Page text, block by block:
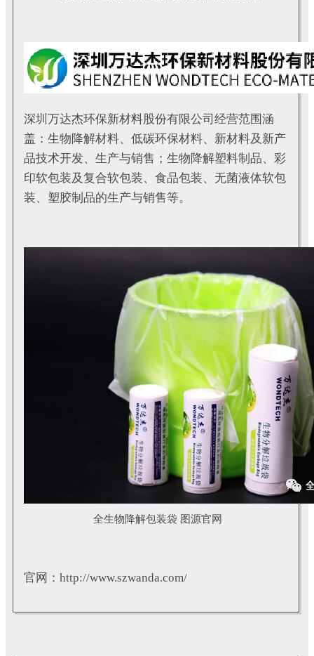
深圳万达杰环保新材料股份有限公司经营范围涵
盖：生物降解材料、低碳环保材料、新材料及新产
品技术开发、生产与销售；生物降解塑料制品、彩
印软包装及复合软包装、食品包装、无菌液体软包
装、塑胶制品的生产与销售等。
全生物降解包装袋 图源官网
官网： http://www.szwanda.com/